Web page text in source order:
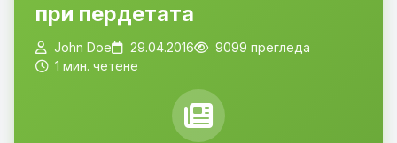
при пердетата
John Doe 29.04.2016
9099 прегледа
1 мин. четене